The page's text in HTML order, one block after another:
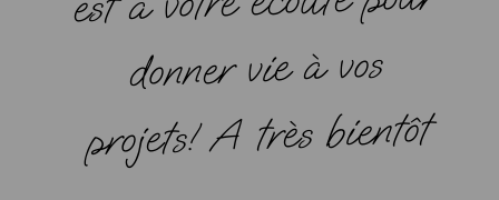
donner vie à vos
projets! A très bientôt